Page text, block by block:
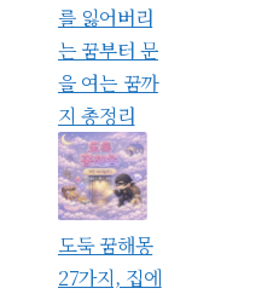
를 잃어버리
는 꿈부터 문
을 여는 꿈까
지 총정리
도둑 꿈해몽
27가지, 집에